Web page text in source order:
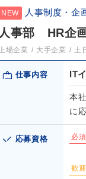
NEW 人事制度・企
人事部 HR企
上場企業 大手企業 土
仕事内容 IT
本
に
応募資格 必須
歓迎